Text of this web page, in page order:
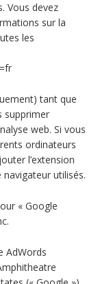
Vous devez
sur la
les
tant que
supprimer
web. Si vous
ordinateurs
l’extension
utilisés.
« Google
AdWords